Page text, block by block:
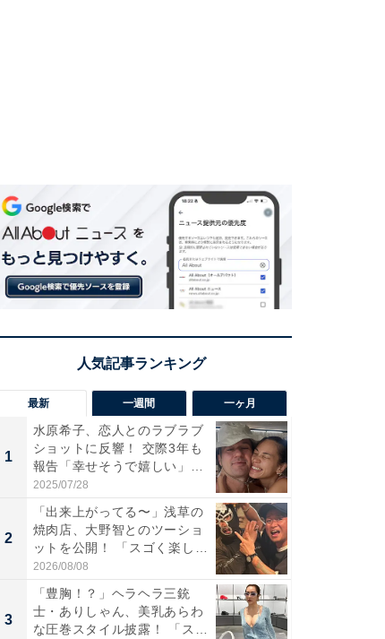
最新 一週間 一ヶ月
1
水原希子、恋人とのラブラブ
ショットに反響！ 交際3年も
報告「幸せそうで嬉しい」
「...
2025/07/28
2
「出来上がってる〜」浅草の
焼肉店、大野智とのツーショ
ットを公開！ 「スゴく楽し
そ...
2026/08/08
3
「豊胸！？」ヘラヘラ三銃
士・ありしゃん、美乳あらわ
な圧巻スタイル披露！ 「スタ